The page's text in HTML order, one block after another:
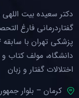
دکتر سعیده بیت
گفتاردرمانی فارغ
دانشگاه، مولف کتاب
اختلالات گفتار و زبان
کرمان – بلوار